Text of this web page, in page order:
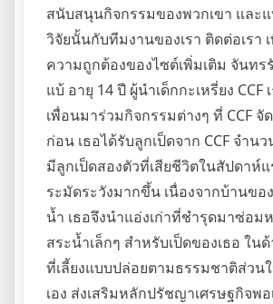
สนับสนุนกิจกรรมของพวกเขา และ
วิจัยนั้นกับทีมงานของเรา ติดต่อเรา
ความถูกต้องของไซต์เพิ่มเติม จันท
แบ้ อายุ 14 ปี ผู้นำเด็กกะเหรี่ยง
เพื่อนมาร่วมกิจกรรมต่างๆ ที่ CCF จั
ก่อน เธอได้รับลูกเป็ดจาก CCF จำน
มีลูกเป็ดสองตัวที่เสียชีวิตในสัปดาห์แ
ระมัดระวังมากขึ้น เนื่องจากบ้านขอ
น้ำ เธอจึงนำแอ่งเก่าที่ชำรุดมาซ่อม
สระน้ำเล็กๆ สำหรับเป็ดของเธอ ใน
ที่เลี้ยงแบบปล่อยตามธรรมชาติส่วน
เอง ส่งเสริมหลักปรัชญาเศรษฐกิจพ